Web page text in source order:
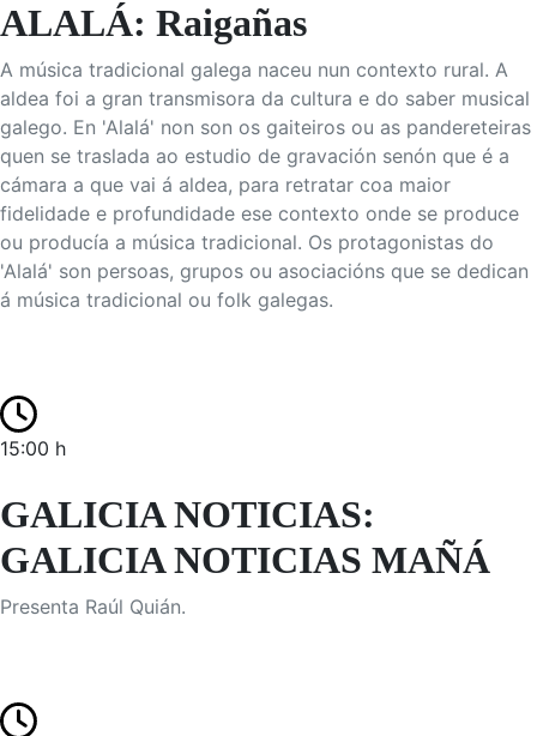
ALALÁ: Raigañas
A música tradicional galega naceu nun contexto rural. A
aldea foi a gran transmisora da cultura e do saber musical
galego. En 'Alalá' non son os gaiteiros ou as pandereteiras
quen se traslada ao estudio de gravación senón que é a
cámara a que vai á aldea, para retratar coa maior
fidelidade e profundidade ese contexto onde se produce
ou producía a música tradicional. Os protagonistas do
'Alalá' son persoas, grupos ou asociacións que se dedican
á música tradicional ou folk galegas.
15:00 h
GALICIA NOTICIAS:
GALICIA NOTICIAS MAÑÁ
Presenta Raúl Quián.